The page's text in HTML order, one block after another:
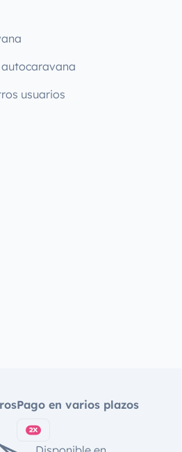
autocaravana
usuarios
Pago en varios plazos